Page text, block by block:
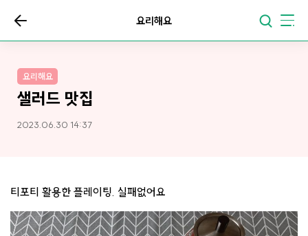
요리해요
요리해요
샐러드 맛집
2023.06.30 14:37
티포티 활용한 플레이팅. 실패없어요